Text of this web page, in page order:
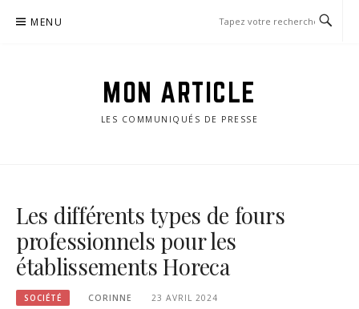
MENU
MON ARTICLE
LES COMMUNIQUÉS DE PRESSE
Les différents types de fours
professionnels pour les
établissements Horeca
SOCIÉTÉ CORINNE 23 AVRIL 2024